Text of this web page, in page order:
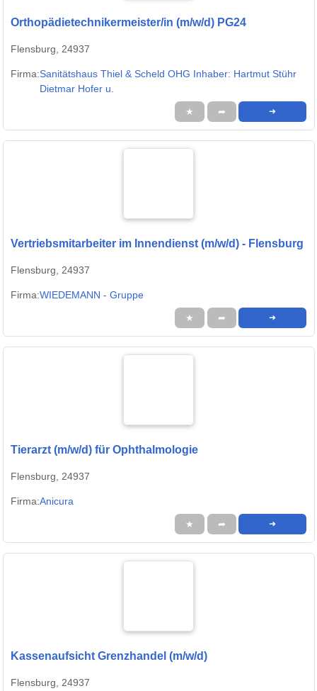
Orthopädietechnikermeister/in (m/w/d) PG24
Flensburg, 24937
Firma:Sanitätshaus Thiel & Scheld OHG Inhaber: Hartmut Stühr
Dietmar Hofer u.
★ ➦ ➜
Vertriebsmitarbeiter im Innendienst (m/w/d) - Flensburg
Flensburg, 24937
Firma:WIEDEMANN - Gruppe
★ ➦ ➜
Tierarzt (m/w/d) für Ophthalmologie
Flensburg, 24937
Firma:Anicura
★ ➦ ➜
Kassenaufsicht Grenzhandel (m/w/d)
Flensburg, 24937